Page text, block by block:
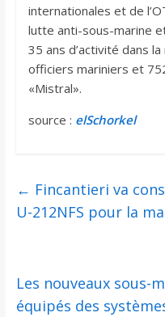
internationales et de
lutte anti-sous-marine
35 ans d’activité dans
officiers mariniers et
«Mistral».
source : elSchorkel
← Fincantieri va
U-212NFS pour la
Les nouveaux sous-
équipés des